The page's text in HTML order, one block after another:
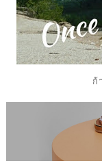
ก้